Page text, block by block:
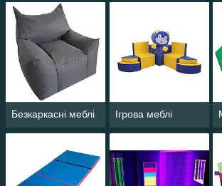
Безкаркасні меблі Ігрова меблі